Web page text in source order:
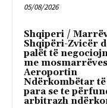
05/08/2026
Shqiperi /
Shqipëri-Zvicër
palët të
me
Aeroportin
Ndërkombëtar
para se te
arbitrazh